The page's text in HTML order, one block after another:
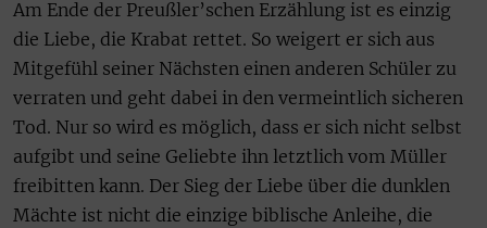
Am Ende der Preußler’schen Erzählung ist es einzig
die Liebe, die Krabat rettet. So weigert er sich aus
Mitgefühl seiner Nächsten einen anderen Schüler zu
verraten und geht dabei in den vermeintlich sicheren
Tod. Nur so wird es möglich, dass er sich nicht selbst
aufgibt und seine Geliebte ihn letztlich vom Müller
freibitten kann. Der Sieg der Liebe über die dunklen
Mächte ist nicht die einzige biblische Anleihe, die